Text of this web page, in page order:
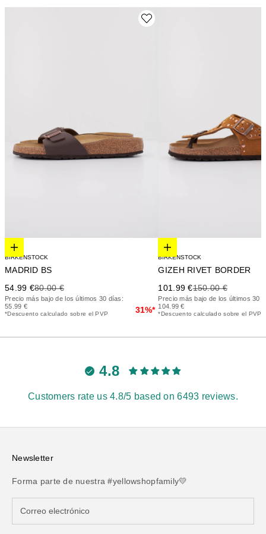
Elige opciones
BIRKENSTOCK
MADRID BS
Precio de oferta
54.99 €Precio anterior
80.00 €
Precio más bajo de los últimos 30 días:
55.99 €
*Descuento calculado sobre el PVP 31%*
Elige opciones
BIRKENSTOCK
GIZEH RIVET BORDER
Precio de oferta
101.99 €Precio anterior
150.00 €
Precio más bajo de los últimos 30
104.99 €
*Descuento calculado sobre el PVP
4.8
Customers rate us 4.8/5 based on 6493 reviews.
Newsletter
Forma parte de nuestra #yellowshopfamily💛